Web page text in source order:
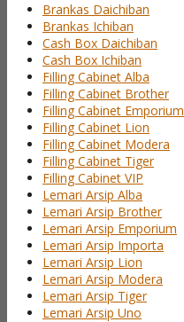
Brankas Daichiban
Brankas Ichiban
Cash Box Daichiban
Cash Box Ichiban
Filling Cabinet Alba
Filling Cabinet Brother
Filling Cabinet Emporium
Filling Cabinet Lion
Filling Cabinet Modera
Filling Cabinet Tiger
Filling Cabinet VIP
Lemari Arsip Alba
Lemari Arsip Brother
Lemari Arsip Emporium
Lemari Arsip Importa
Lemari Arsip Lion
Lemari Arsip Modera
Lemari Arsip Tiger
Lemari Arsip Uno